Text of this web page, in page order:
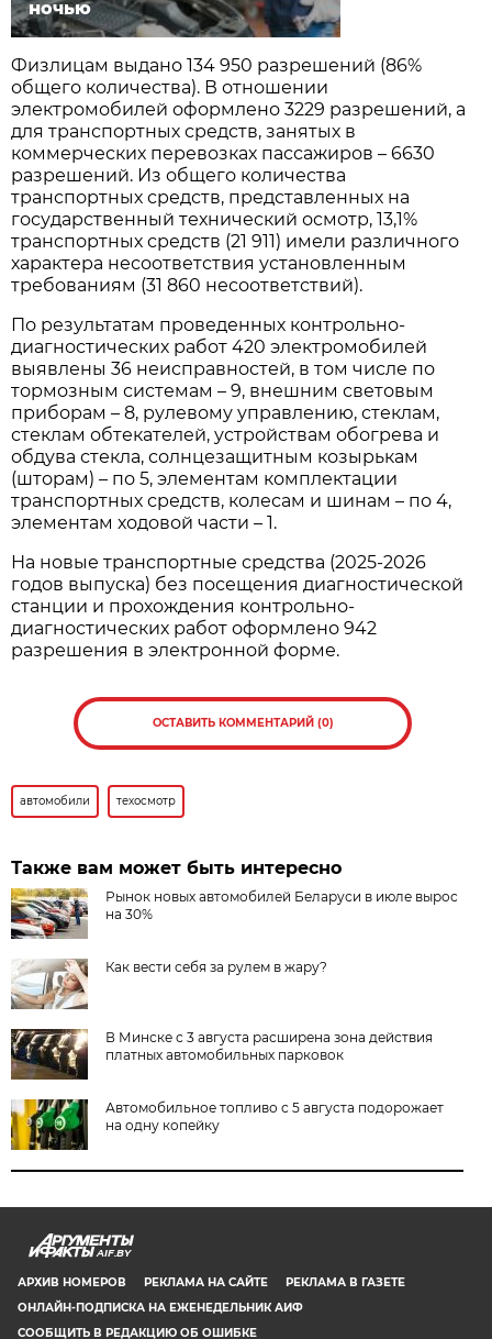
ночью
Физлицам выдано 134 950 разрешений (86%
общего количества). В отношении
электромобилей оформлено 3229 разрешений, а
для транспортных средств, занятых в
коммерческих перевозках пассажиров – 6630
разрешений. Из общего количества
транспортных средств, представленных на
государственный технический осмотр, 13,1%
транспортных средств (21 911) имели различного
характера несоответствия установленным
требованиям (31 860 несоответствий).
По результатам проведенных контрольно-
диагностических работ 420 электромобилей
выявлены 36 неисправностей, в том числе по
тормозным системам – 9, внешним световым
приборам – 8, рулевому управлению, стеклам,
стеклам обтекателей, устройствам обогрева и
обдува стекла, солнцезащитным козырькам
(шторам) – по 5, элементам комплектации
транспортных средств, колесам и шинам – по 4,
элементам ходовой части – 1.
На новые транспортные средства (2025-2026
годов выпуска) без посещения диагностической
станции и прохождения контрольно-
диагностических работ оформлено 942
разрешения в электронной форме.
ОСТАВИТЬ КОММЕНТАРИЙ (0)
автомобили техосмотр
Также вам может быть интересно
Рынок новых автомобилей Беларуси в июле вырос
на 30%
Как вести себя за рулем в жару?
В Минске с 3 августа расширена зона действия
платных автомобильных парковок
Автомобильное топливо с 5 августа подорожает
на одну копейку
AIF.BY
АРХИВ НОМЕРОВ РЕКЛАМА НА САЙТЕ
РЕКЛАМА В ГАЗЕТЕ
ОНЛАЙН-ПОДПИСКА НА ЕЖЕНЕДЕЛЬНИК АИФ
СООБЩИТЬ В РЕДАКЦИЮ ОБ ОШИБКЕ